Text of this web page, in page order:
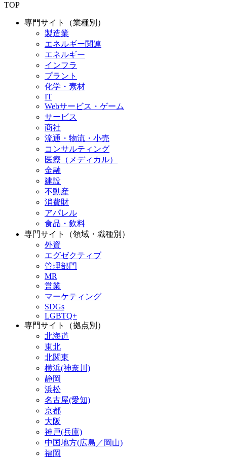
TOP
専門サイト（業種別）
製造業
エネルギー関連
エネルギー
インフラ
プラント
化学・素材
IT
Webサービス・ゲーム
サービス
商社
流通・物流・小売
コンサルティング
医療（メディカル）
金融
建設
不動産
消費財
アパレル
食品・飲料
専門サイト（領域・職種別）
外資
エグゼクティブ
管理部門
MR
営業
マーケティング
SDGs
LGBTQ+
専門サイト（拠点別）
北海道
東北
北関東
横浜(神奈川)
静岡
浜松
名古屋(愛知)
京都
大阪
神戸(兵庫)
中国地方(広島／岡山)
福岡